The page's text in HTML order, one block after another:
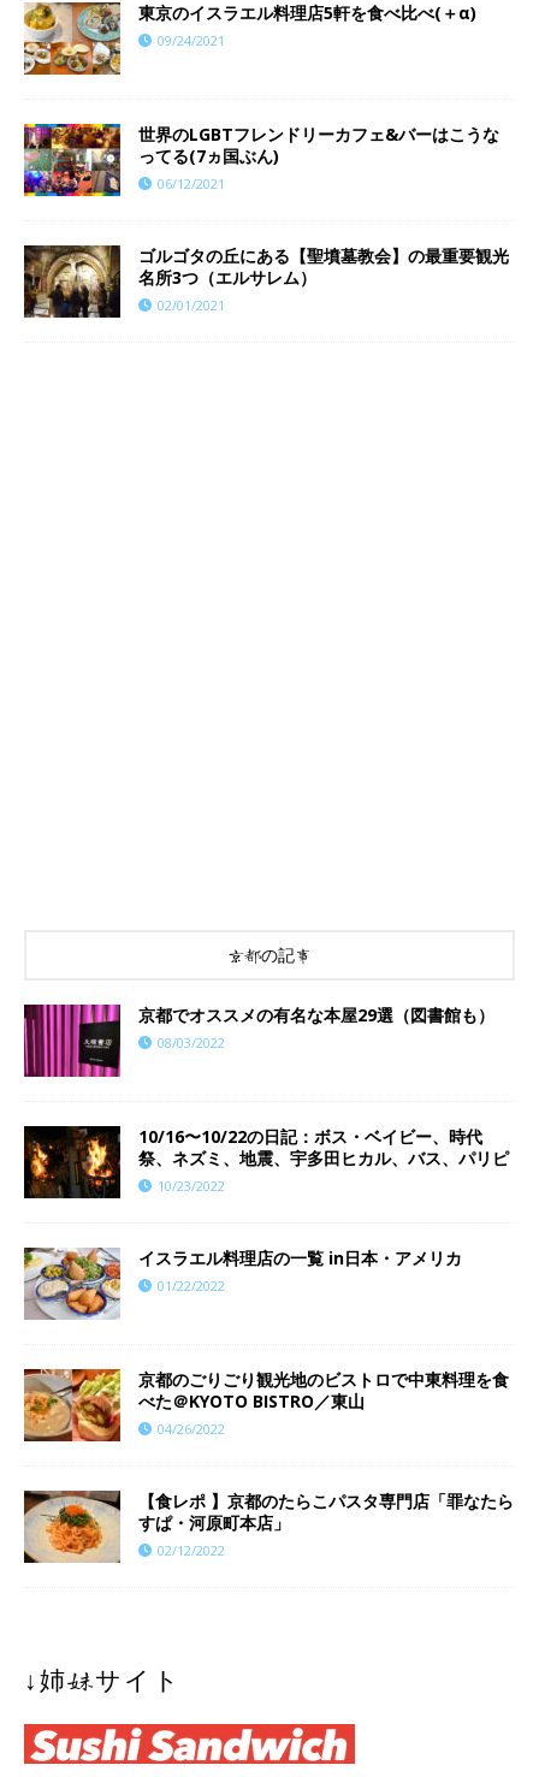
東京のイスラエル料理店5軒を食べ比べ(＋α)
09/24/2021
世界のLGBTフレンドリーカフェ&バーはこうな
ってる(7ヵ国ぶん)
06/12/2021
ゴルゴタの丘にある【聖墳墓教会】の最重要観光
名所3つ（エルサレム）
02/01/2021
京都の記事
京都でオススメの有名な本屋29選（図書館も）
08/03/2022
10/16〜10/22の日記：ボス・ベイビー、時代
祭、ネズミ、地震、宇多田ヒカル、バス、パリピ
10/23/2022
イスラエル料理店の一覧 in日本・アメリカ
01/22/2022
京都のごりごり観光地のビストロで中東料理を食
べた＠KYOTO BISTRO／東山
04/26/2022
【食レポ 】京都のたらこパスタ専門店「罪なたら
すぱ・河原町本店」
02/12/2022
↓姉妹サイト